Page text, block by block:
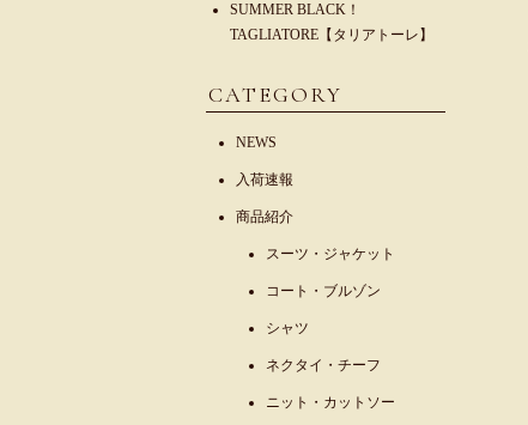
SUMMER BLACK！
TAGLIATORE【タリアトーレ】
CATEGORY
NEWS
入荷速報
商品紹介
スーツ・ジャケット
コート・ブルゾン
シャツ
ネクタイ・チーフ
ニット・カットソー